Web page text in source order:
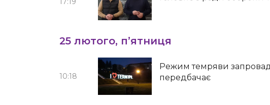
25 лютого, п’ятниця
10:18
Режим темряви
передбачає